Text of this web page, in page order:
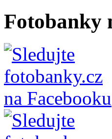
Fotobanky